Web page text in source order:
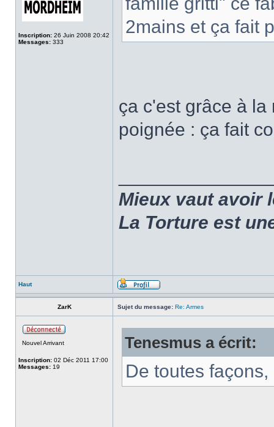
Inscription: 26 Juin 2008 20:42
Messages: 333
2mains et ça fait
ça c'est grâce à
poignée : ça fait
Mieux vaut avoir
La Torture est
Haut
ZarK Sujet du message: Re: Armes
Nouvel Arrivant
Inscription: 02 Déc 2011 17:00
Messages: 19
Tenesmus a écrit:
De toutes